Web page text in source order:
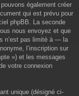
également créer
qui est prévu pour
phpBB. La seconde
nous envoyez et que
n’est pas limité à — la
l’inscription sur
») et les messages
votre connexion
unique (désigné ci-